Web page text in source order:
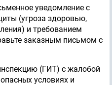
уведомление с
(угроза здоровью,
и требованием
заказным письмом с
(ГИТ) с жалобой
условиях и